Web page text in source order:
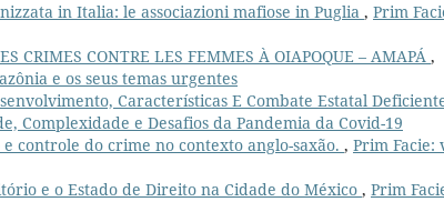
in Italia: le associazioni mafiose in Puglia , Prim
CRIMES CONTRE LES FEMMES À OIAPOQUE – AMAPÁ ,
e os seus temas urgentes
Características E Combate Estatal
Complexidade e Desafios da Pandemia da Covid-19
controle do crime no contexto anglo-saxão. , Prim Facie:
e o Estado de Direito na Cidade do México , Prim